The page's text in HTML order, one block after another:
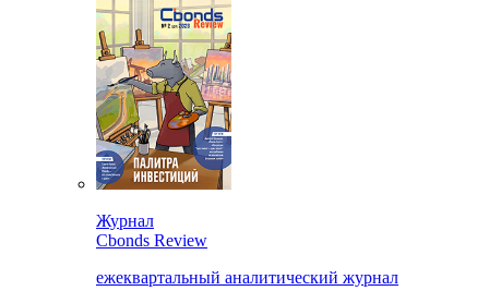
Журнал
Cbonds Review
ежеквартальный аналитический журнал